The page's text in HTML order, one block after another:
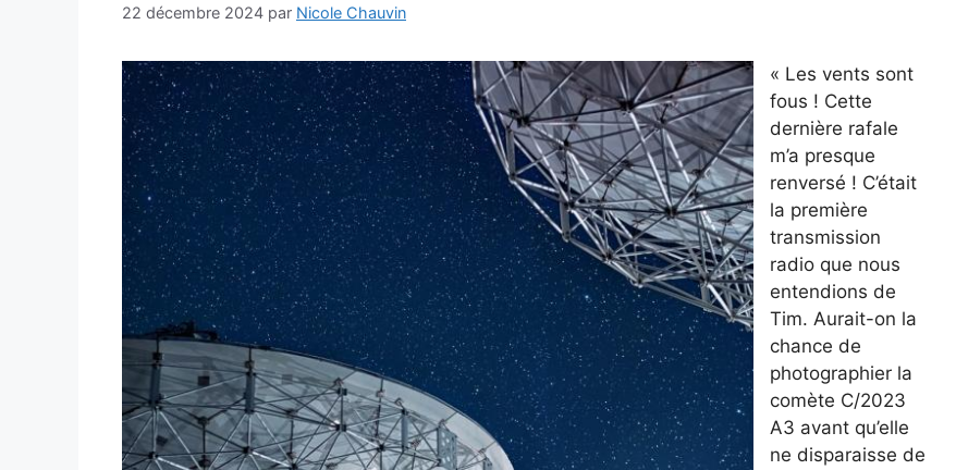
22 décembre 2024 par Nicole Chauvin
« Les vents sont
fous ! Cette
dernière rafale
m’a presque
renversé ! C’était
la première
transmission
radio que nous
entendions de
Tim. Aurait-on la
chance de
photographier la
comète C/2023
A3 avant qu’elle
ne disparaisse de